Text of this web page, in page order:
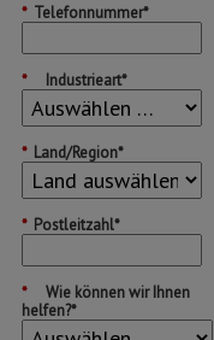
* Telefonnummer*
* Industrieart*
* Land/Region*
* Postleitzahl*
*
Wie können wir Ihnen
helfen?*